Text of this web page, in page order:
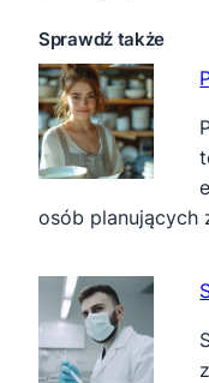
Sprawdź także
osób planujących